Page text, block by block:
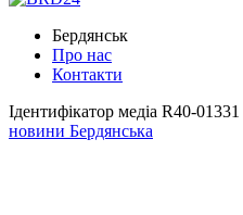
Бердянськ
Про нас
Контакти
Ідентифікатор медіа R40-01331
новини Бердянська